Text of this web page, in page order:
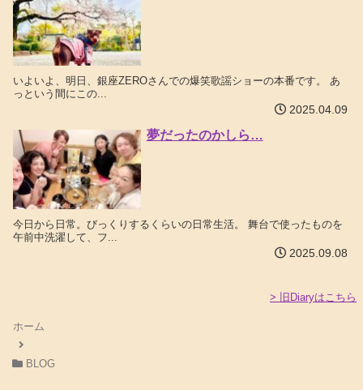
いよいよ、明日、銀座ZEROさんでの爆笑歌謡ショーの本番です。 あ
っという間にこの...
2025.04.09
夢だったのかしら…
今日から日常。びっくりするくらいの日常生活。 舞台で使ったものを
午前中洗濯して、フ...
2025.09.08
> 旧Diaryはこちら
ホーム
BLOG